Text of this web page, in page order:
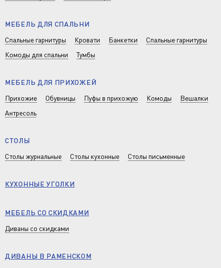
МЕБЕЛЬ ДЛЯ СПАЛЬНИ
Спальные гарнитуры
Кровати Банкетки
Спальные гарнитуры
Комоды для спальни
Тумбы
МЕБЕЛЬ ДЛЯ ПРИХОЖЕЙ
Прихожие
Обувницы Пуфы в прихожую Комоды
Вешалки
Антресоль
СТОЛЫ
Столы журнальные
Столы кухонные Столы письменные
КУХОННЫЕ УГОЛКИ
МЕБЕЛЬ СО СКИДКАМИ
Диваны со скидками
ДИВАНЫ В РАМЕНСКОМ